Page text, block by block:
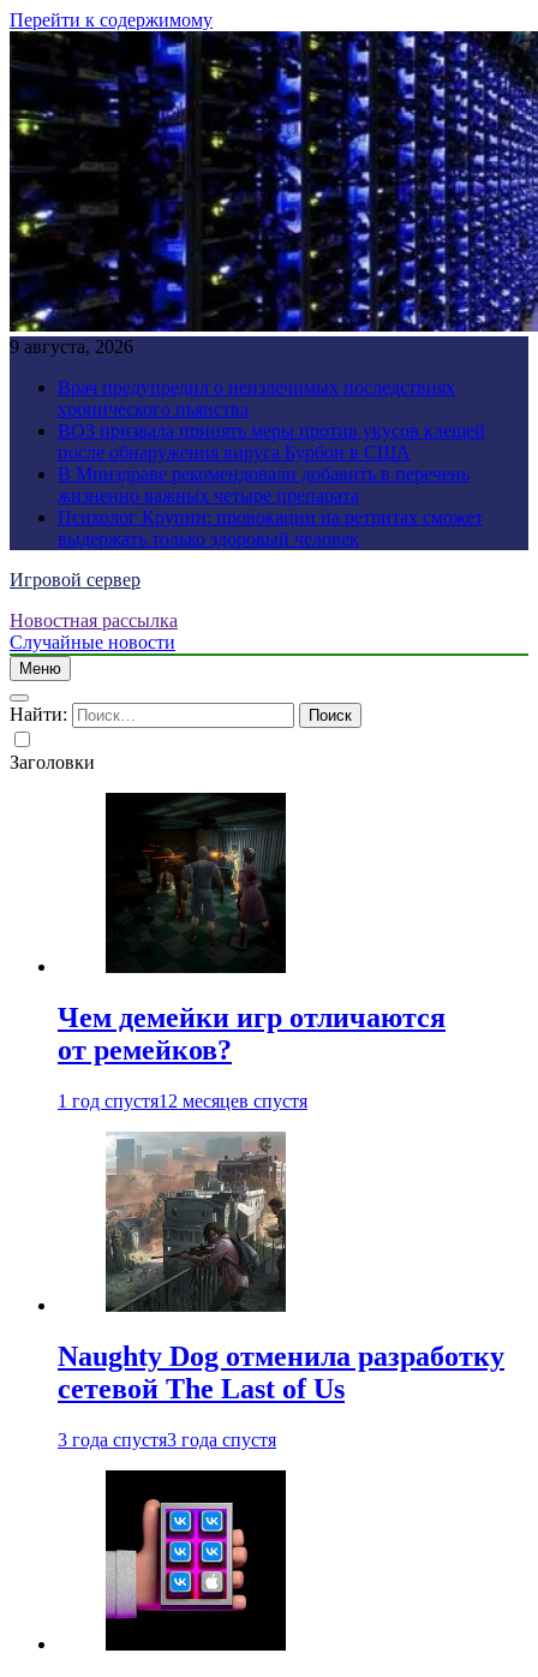
Перейти к содержимому
9 августа, 2026
Врач предупредил о неизлечимых последствиях
хронического пьянства
ВОЗ призвала принять меры против укусов клещей
после обнаружения вируса Бурбон в США
В Минздраве рекомендовали добавить в перечень
жизненно важных четыре препарата
Психолог Крупин: провокации на ретритах сможет
выдержать только здоровый человек
Игровой сервер
Новостная рассылка
Случайные новости
Меню
Найти:
Заголовки
Чем демейки игр отличаются
от ремейков?
1 год спустя12 месяцев спустя
Naughty Dog отменила разработку
сетевой The Last of Us
3 года спустя3 года спустя